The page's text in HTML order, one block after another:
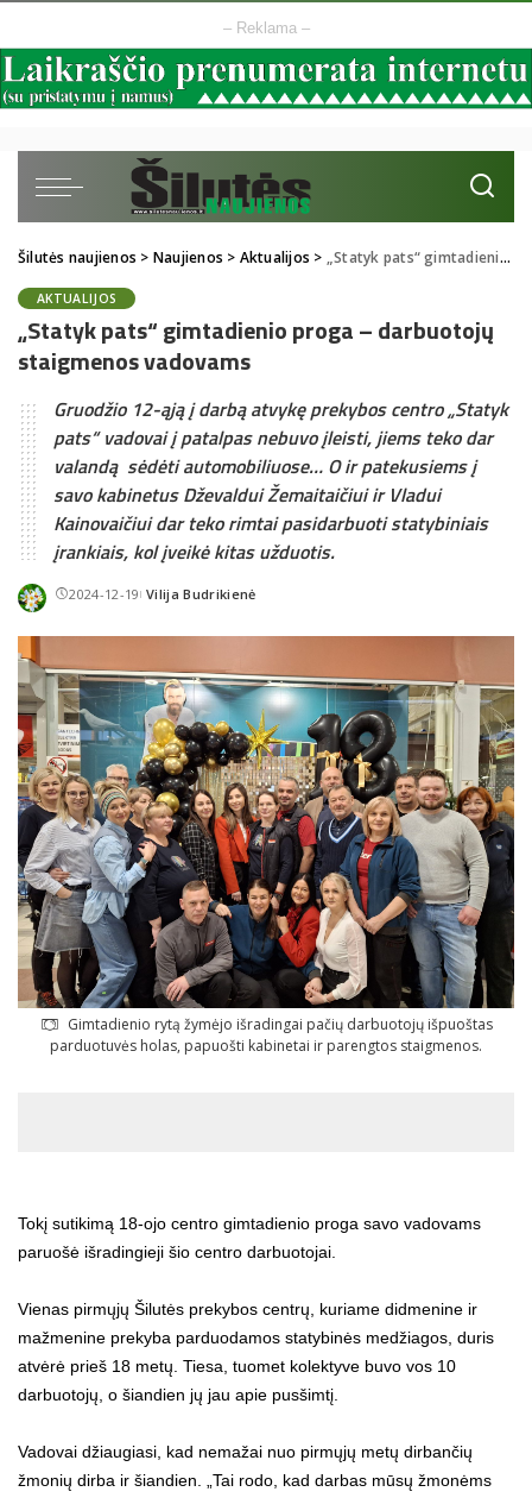
– Reklama –
Šilutės naujienos > Naujienos > Aktualijos > „Statyk pats“ gimtadienio proga – darbuotojų staigmenos vadovams
AKTUALIJOS
„Statyk pats“ gimtadienio proga – darbuotojų
staigmenos vadovams
Gruodžio 12-ąją į darbą atvykę prekybos centro „Statyk
pats“ vadovai į patalpas nebuvo įleisti, jiems teko dar
valandą sėdėti automobiliuose… O ir patekusiems į
savo kabinetus Dževaldui Žemaitaičiui ir Vladui
Kainovaičiui dar teko rimtai pasidarbuoti statybiniais
įrankiais, kol įveikė kitas užduotis.
2024-12-19Posted
Vilija Budrikienė
Gimtadienio rytą žymėjo išradingai pačių darbuotojų išpuoštas
parduotuvės holas, papuošti kabinetai ir parengtos staigmenos.
Tokį sutikimą 18-ojo centro gimtadienio proga savo vadovams
paruošė išradingieji šio centro darbuotojai.
Vienas pirmųjų Šilutės prekybos centrų, kuriame didmenine ir
mažmenine prekyba parduodamos statybinės medžiagos, duris
atvėrė prieš 18 metų. Tiesa, tuomet kolektyve buvo vos 10
darbuotojų, o šiandien jų jau apie pusšimtį.
Vadovai džiaugiasi, kad nemažai nuo pirmųjų metų dirbančių
žmonių dirba ir šiandien. „Tai rodo, kad darbas mūsų žmonėms